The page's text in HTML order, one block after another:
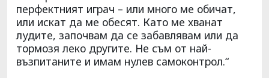
перфектният играч – или много ме обичат,
или искат да ме обесят. Като ме хванат
лудите, започвам да се забавлявам или да
тормозя леко другите. Не съм от най-
възпитаните и имам нулев самоконтрол.“